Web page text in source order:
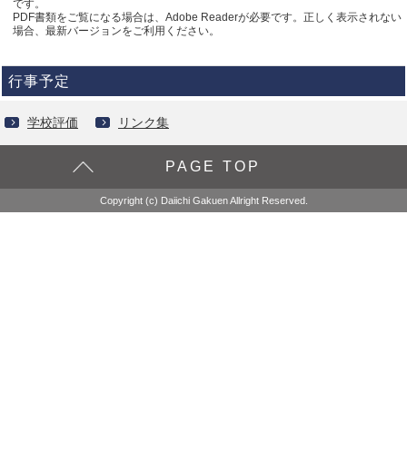
です。
PDF書類をご覧になる場合は、Adobe Readerが必要です。正しく表示されない
場合、最新バージョンをご利用ください。
行事予定
学校評価 リンク集
PAGE TOP
Copyright (c) Daiichi Gakuen Allright Reserved.